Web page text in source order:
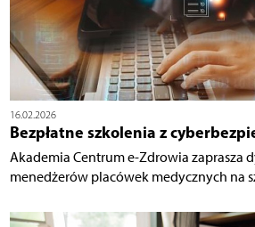
16.02.2026
Bezpłatne szkolenia z
Akademia Centrum e-Zdrowia zaprasza
menedżerów placówek medycznych na